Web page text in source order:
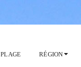
RÉGION